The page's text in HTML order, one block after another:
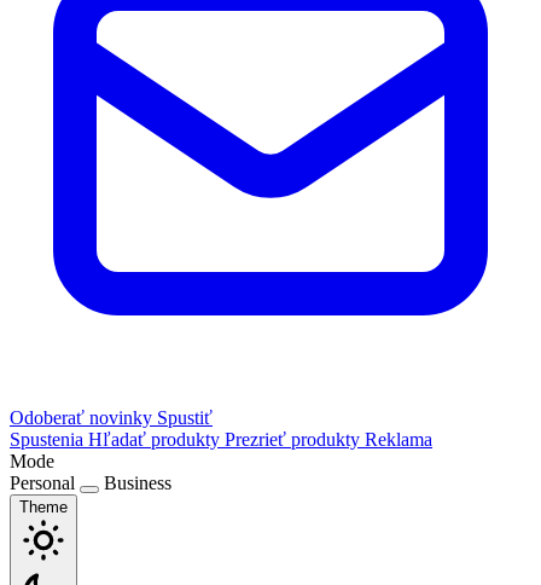
Odoberať novinky Spustiť
Spustenia Hľadať produkty Prezrieť produkty Reklama
Mode
Personal
Business
Theme